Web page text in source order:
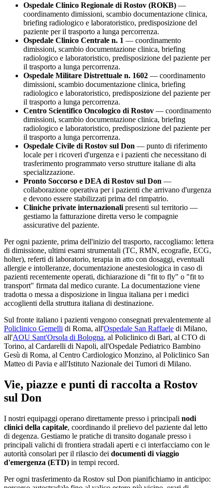
Ospedale Clinico Regionale di Rostov (ROKB) —
coordinamento dimissioni, scambio documentazione clinica,
briefing radiologico e laboratoristico, predisposizione del
paziente per il trasporto a lunga percorrenza.
Ospedale Clinico Centrale n. 1 — coordinamento
dimissioni, scambio documentazione clinica, briefing
radiologico e laboratoristico, predisposizione del paziente per
il trasporto a lunga percorrenza.
Ospedale Militare Distrettuale n. 1602 — coordinamento
dimissioni, scambio documentazione clinica, briefing
radiologico e laboratoristico, predisposizione del paziente per
il trasporto a lunga percorrenza.
Centro Scientifico Oncologico di Rostov — coordinamento
dimissioni, scambio documentazione clinica, briefing
radiologico e laboratoristico, predisposizione del paziente per
il trasporto a lunga percorrenza.
Ospedale Civile di Rostov sul Don — punto di riferimento
locale per i ricoveri d'urgenza e i pazienti che necessitano di
trasferimento programmato verso strutture italiane di alta
specializzazione.
Pronto Soccorso e DEA di Rostov sul Don —
collaborazione operativa per i pazienti che arrivano d'urgenza
e devono essere stabilizzati prima del rimpatrio.
Cliniche private internazionali presenti sul territorio —
gestiamo la fatturazione diretta verso le compagnie
assicurative del paziente.
Per ogni paziente, prima dell'inizio del trasporto, raccogliamo: lettera
di dimissione, ultimi esami strumentali (TC, RMN, ecografie, ECG,
holter), referti di laboratorio, terapia in atto con dosaggi, eventuali
allergie e intolleranze, documentazione anestesiologica in caso di
pazienti recentemente operati, dichiarazione di "fit to fly" o "fit to
transport" firmata dal medico curante. La documentazione viene
tradotta o messa a disposizione in lingua italiana per i medici
accoglienti della struttura italiana di destinazione.
Sul fronte italiano i pazienti vengono consegnati prevalentemente al
Policlinico Gemelli di Roma, all'Ospedale San Raffaele di Milano,
all'AOU Sant'Orsola di Bologna, al Policlinico di Bari, al CTO di
Torino, al Cardarelli di Napoli, all'Ospedale Pediatrico Bambino
Gesù di Roma, al Centro Cardiologico Monzino, al Policlinico San
Matteo di Pavia e all'Istituto Nazionale dei Tumori di Milano.
Vie, piazze e punti di raccolta a Rostov
sul Don
I nostri equipaggi operano direttamente presso i principali nodi
clinici della capitale, coordinando il prelievo del paziente dal letto
di degenza. Gestiamo le pratiche di transito doganale presso i
principali valichi di frontiera stradali aperti e ci interfacciamo con le
autorità consolari per il rilascio dei documenti di viaggio
d'emergenza (ETD) in tempi record.
Per ogni trasferimento da Rostov sul Don pianifichiamo in anticipo: